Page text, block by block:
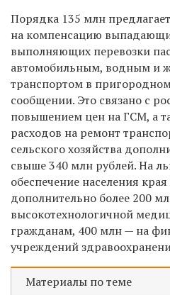
Порядка 135 млн
на компенсацию
выполняющих перевозки
автомобильным, водным и
транспортом в
сообщении. Это связано с
повышением цен на ГСМ, а
расходов на ремонт
сельского хозяйства
свыше 340 млн рублей. На
обеспечение населения
дополнительно более 200
высокотехнологичной
гражданам, 400 млн — на
учреждений
Материалы по теме